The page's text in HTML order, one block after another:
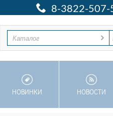
8-3822-507-
Каталог
НОВИНКИ НОВОСТИ